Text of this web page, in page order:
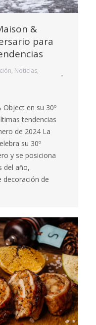
&
para
, Noticias,
en su 30º
tendencias
de 2024 La
su 30º
y se posiciona
del año,
decoración de